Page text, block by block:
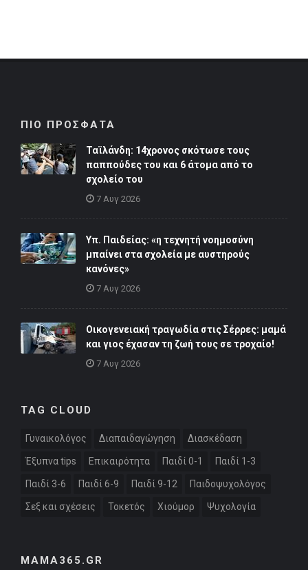
ΠΙΟ ΠΡΟΣΦΑΤΑ
Ταϊλάνδη: 14χρονος σκότωσε τους
παππούδες του και 6 άτομα από το
σχολείο του
7 Αυγ 2026
Υπ. Παιδείας: «η τεχνητή νοημοσύνη
μπαίνει στα σχολεία με αυστηρούς
κανόνες»
7 Αυγ 2026
Οικογενειακή τραγωδία στις Σέρρες: μαμά
και γιος έχασαν τη ζωή τους σε τροχαίο!
7 Αυγ 2026
TAG CLOUD
Γυναικολόγος Διαπαιδαγώγηση Διασκέδαση
Έξυπνα tips Επικαιρότητα Παιδί 0-1 Παιδί 1-3
Παιδί 3-6 Παιδί 6-9 Παιδί 9-12 Παιδοψυχολόγος
Σεξ και σχέσεις Τοκετός Χιούμορ Ψυχολογία
MAMA365.GR